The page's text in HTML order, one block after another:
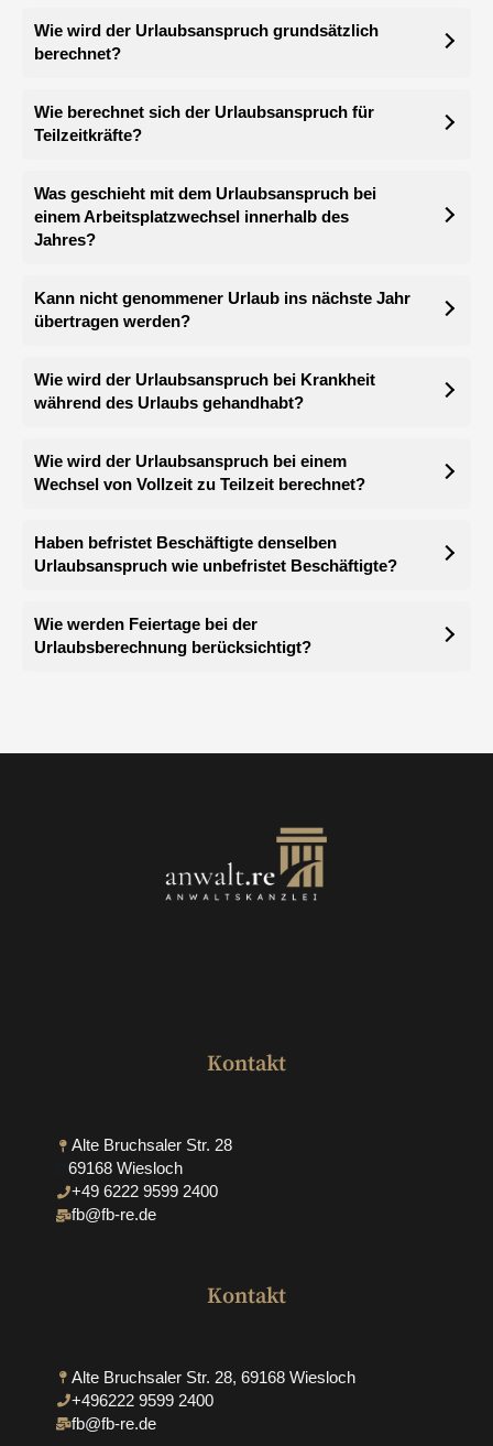
Wie wird der Urlaubsanspruch grundsätzlich
berechnet?
Wie berechnet sich der Urlaubsanspruch für
Teilzeitkräfte?
Was geschieht mit dem Urlaubsanspruch bei
einem Arbeitsplatzwechsel innerhalb des
Jahres?
Kann nicht genommener Urlaub ins nächste Jahr
übertragen werden?
Wie wird der Urlaubsanspruch bei Krankheit
während des Urlaubs gehandhabt?
Wie wird der Urlaubsanspruch bei einem
Wechsel von Vollzeit zu Teilzeit berechnet?
Haben befristet Beschäftigte denselben
Urlaubsanspruch wie unbefristet Beschäftigte?
Wie werden Feiertage bei der
Urlaubsberechnung berücksichtigt?
Kontakt
Alte Bruchsaler Str. 28
69168 Wiesloch
+49 6222 9599 2400
fb@fb-re.de
Kontakt
Alte Bruchsaler Str. 28, 69168 Wiesloch
+496222 9599 2400
fb@fb-re.de